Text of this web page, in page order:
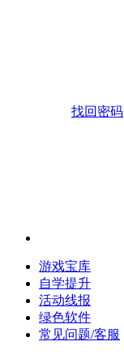
找回密码
游戏宝库
自学提升
活动线报
绿色软件
常见问题/客服